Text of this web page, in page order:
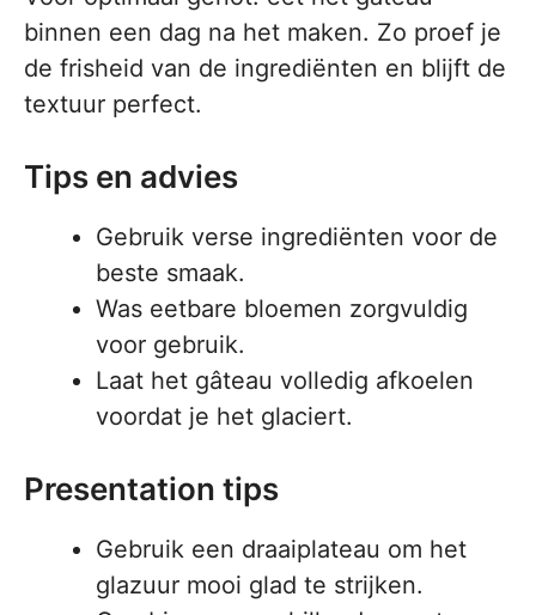
binnen een dag na het maken. Zo proef je
de frisheid van de ingrediënten en blijft de
textuur perfect.
Tips en advies
Gebruik verse ingrediënten voor de
beste smaak.
Was eetbare bloemen zorgvuldig
voor gebruik.
Laat het gâteau volledig afkoelen
voordat je het glaciert.
Presentation tips
Gebruik een draaiplateau om het
glazuur mooi glad te strijken.